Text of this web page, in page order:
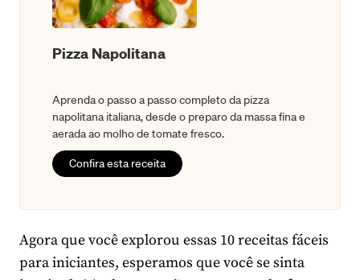
Pizza Napolitana
Aprenda o passo a passo completo da pizza
napolitana italiana, desde o preparo da massa fina e
aerada ao molho de tomate fresco.
Confira esta receita
Agora que você explorou essas 10 receitas fáceis
para iniciantes, esperamos que você se sinta